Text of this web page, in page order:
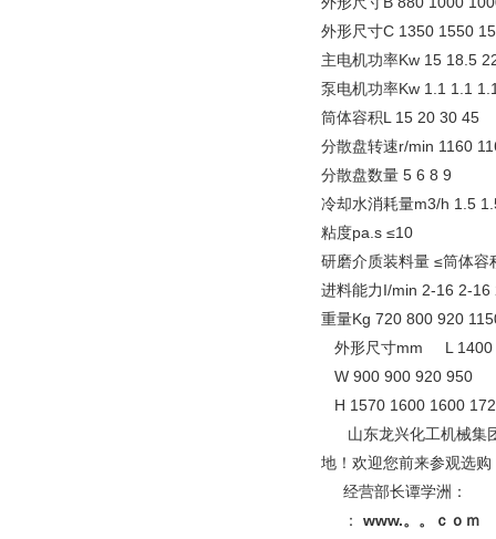
外形尺寸C 1350 1550
主电机功率Kw 15 18.5
泵电机功率Kw 1.1 1.1
筒体容积L 15 20 30 45
分散盘转速r/min 1160
分散盘数量 5 6 8 9
冷却水消耗量m3/h 1.5
粘度pa.s ≤10
研磨介质装料量 ≤筒体
进料能力I/min 2-16 2-
重量Kg 720 800 920
外形尺寸mm L 1400
W 900 900 920 950
H 1570 1600 1600
山东龙兴化工机械集团
地！欢迎您前来参观选
经营部长谭学洲：
：
www.。。ｃｏｍ